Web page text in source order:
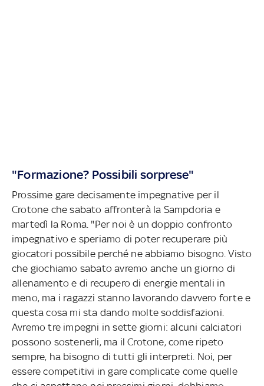
"Formazione? Possibili sorprese"
Prossime gare decisamente impegnative per il
Crotone che sabato affronterà la Sampdoria e
martedì la Roma. "Per noi è un doppio confronto
impegnativo e speriamo di poter recuperare più
giocatori possibile perché ne abbiamo bisogno. Visto
che giochiamo sabato avremo anche un giorno di
allenamento e di recupero di energie mentali in
meno, ma i ragazzi stanno lavorando davvero forte e
questa cosa mi sta dando molte soddisfazioni.
Avremo tre impegni in sette giorni: alcuni calciatori
possono sostenerli, ma il Crotone, come ripeto
sempre, ha bisogno di tutti gli interpreti. Noi, per
essere competitivi in gare complicate come quelle